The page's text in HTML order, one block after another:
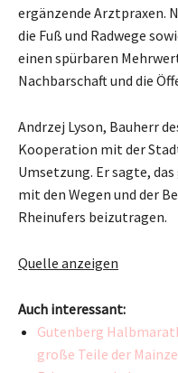
ergänzende Arztpraxen.
die Fuß und Radwege
einen spürbaren
Nachbarschaft und die
Andrzej Lyson, Bauherr
Kooperation mit der
Umsetzung. Er sagte,
mit den Wegen und der
Rheinufers beizutragen.
Quelle anzeigen
Auch interessant:
Gutenberg
große Teile der